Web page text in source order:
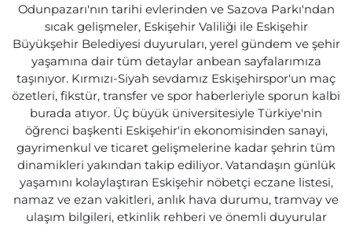
Odunpazarı'nın tarihi evlerinden ve Sazova Parkı'ndan
sıcak gelişmeler, Eskişehir Valiliği ile Eskişehir
Büyükşehir Belediyesi duyuruları, yerel gündem ve şehir
yaşamına dair tüm detaylar anbean sayfalarımıza
taşınıyor. Kırmızı-Siyah sevdamız Eskişehirspor'un maç
özetleri, fikstür, transfer ve spor haberleriyle sporun kalbi
burada atıyor. Üç büyük üniversitesiyle Türkiye'nin
öğrenci başkenti Eskişehir'in ekonomisinden sanayi,
gayrimenkul ve ticaret gelişmelerine kadar şehrin tüm
dinamikleri yakından takip ediliyor. Vatandaşın günlük
yaşamını kolaylaştıran Eskişehir nöbetçi eczane listesi,
namaz ve ezan vakitleri, anlık hava durumu, tramvay ve
ulaşım bilgileri, etkinlik rehberi ve önemli duyurular